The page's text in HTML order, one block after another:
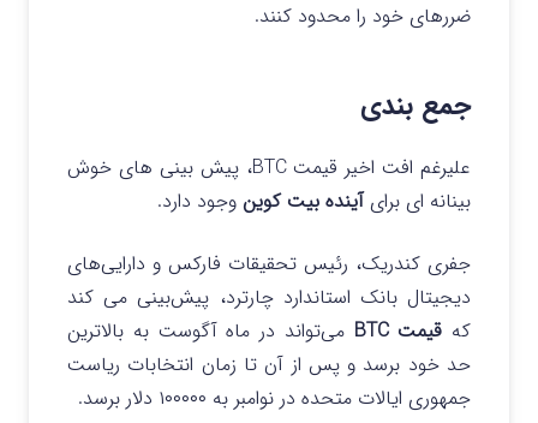
ضررهای خود را محدود کنند.
جمع بندی
علیرغم افت اخیر قیمت BTC، پیش بینی های خوش
بینانه ای برایآینده بیت کوین وجود دارد.
جفری کندریک، رئیس تحقیقات فارکس و دارایی‌های
دیجیتال بانک استاندارد چارترد، پیش‌بینی می‌ کند
که قیمت BTC
می‌تواند در ماه آگوست به بالاترین
حد خود برسد و پس از آن تا زمان انتخابات ریاست‌
جمهوری ایالات متحده در نوامبر به ۱۰۰۰۰۰ دلار برسد.